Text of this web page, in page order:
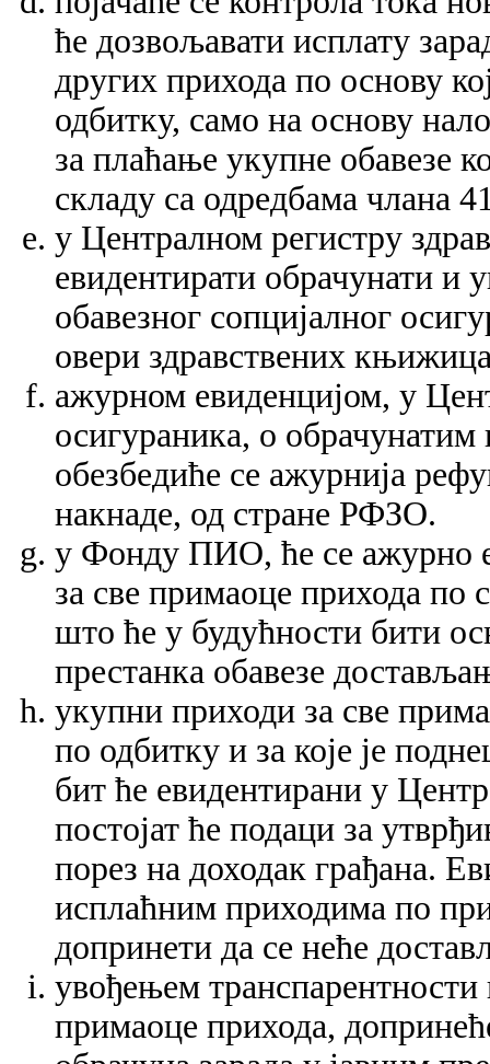
ће дозвољавати исплату
других прихода по основу
одбитку, само на основу
за плаћање укупне обавезе
складу са одредбама члана
у Централном регистру
евидентирати обрачунати и
обавезног сопцијалног
овери здравствених
ажурном евиденцијом, у
осигураника, о
обезбедиће се ажурнија
накнаде, од стране РФЗО.
у Фонду ПИО, ће се ажурно
за све примаоце прихода по
што ће у будућности бити
престанка обавезе
укупни приходи за све
по одбитку и за које је
бит ће евидентирани у
постојат ће подаци за
порез на доходак грађана.
исплаћним приходима по
допринети да се неће
увођењем транспарентности
примаоце прихода,